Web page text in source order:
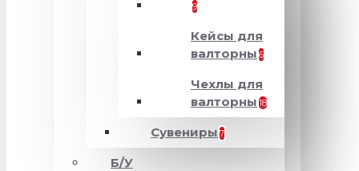
9
Кейсы для
валторны 6
Чехлы для
валторны 18
Сувениры 7
Б/У